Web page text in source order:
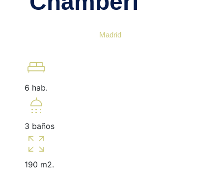
Madrid
king_bed
6 hab.
shower
3 baños
zoom_out_map
190 m2.